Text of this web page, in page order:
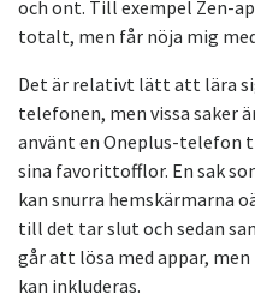
och ont. Till exempel Zen-
totalt, men får nöja mig
Det är relativt lätt att lära
telefonen, men vissa saker
använt en Oneplus-telefon
sina favorittofflor. En sak
kan snurra hemskärmarna
till det tar slut och sedan
går att lösa med appar,
kan inkluderas.